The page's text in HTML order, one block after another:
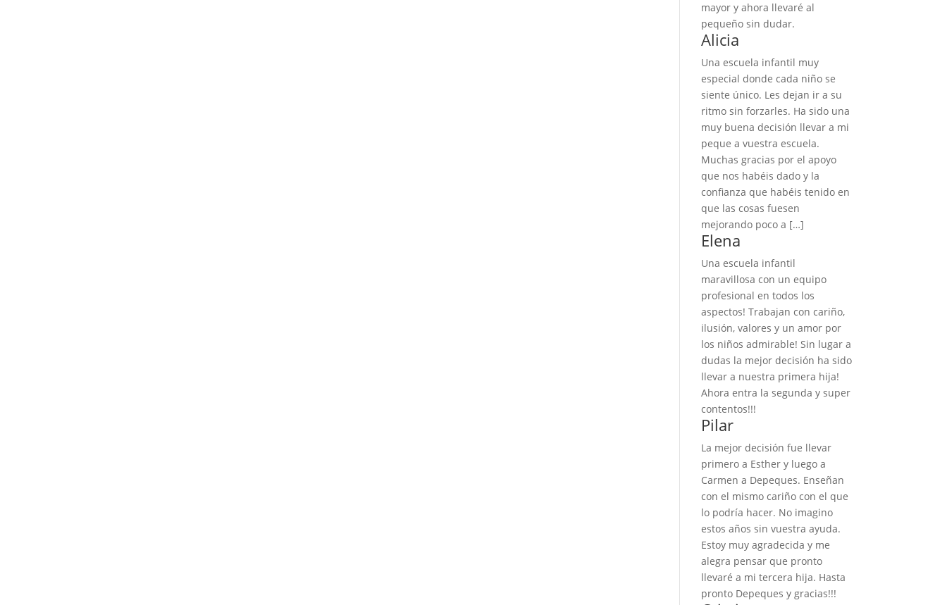
mayor y ahora llevaré al
pequeño sin dudar.
Alicia
Una escuela infantil muy
especial donde cada niño se
siente único. Les dejan ir a su
ritmo sin forzarles. Ha sido una
muy buena decisión llevar a mi
peque a vuestra escuela.
Muchas gracias por el apoyo
que nos habéis dado y la
confianza que habéis tenido en
que las cosas fuesen
mejorando poco a […]
Elena
Una escuela infantil
maravillosa con un equipo
profesional en todos los
aspectos! Trabajan con cariño,
ilusión, valores y un amor por
los niños admirable! Sin lugar a
dudas la mejor decisión ha sido
llevar a nuestra primera hija!
Ahora entra la segunda y super
contentos!!!
Pilar
La mejor decisión fue llevar
primero a Esther y luego a
Carmen a Depeques. Enseñan
con el mismo cariño con el que
lo podría hacer. No imagino
estos años sin vuestra ayuda.
Estoy muy agradecida y me
alegra pensar que pronto
llevaré a mi tercera hija. Hasta
pronto Depeques y gracias!!!